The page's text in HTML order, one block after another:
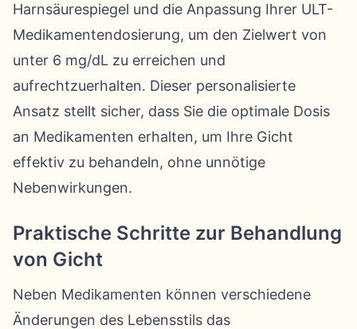
Harnsäurespiegel und die Anpassung Ihrer ULT-
Medikamentendosierung, um den Zielwert von
unter 6 mg/dL zu erreichen und
aufrechtzuerhalten. Dieser personalisierte
Ansatz stellt sicher, dass Sie die optimale Dosis
an Medikamenten erhalten, um Ihre Gicht
effektiv zu behandeln, ohne unnötige
Nebenwirkungen.
Praktische Schritte zur Behandlung
von Gicht
Neben Medikamenten können verschiedene
Änderungen des Lebensstils das